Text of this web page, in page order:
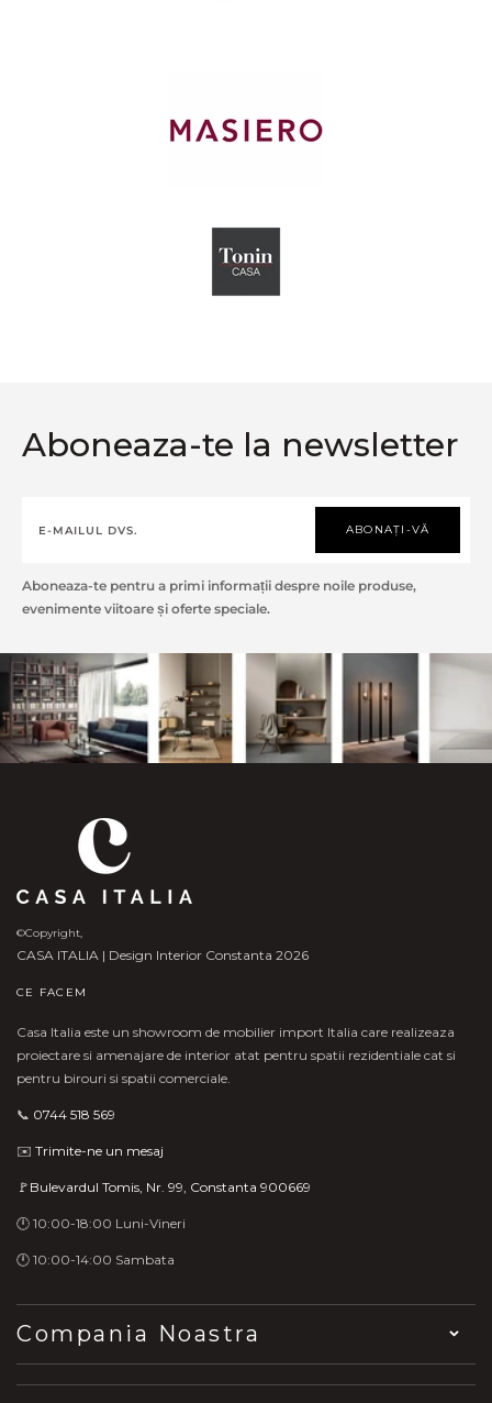
Aboneaza-te la newsletter
ABONAȚI-VĂ
Aboneaza-te pentru a primi informații despre noile produse,
evenimente viitoare și oferte speciale.
©Copyright,
CASA ITALIA | Design Interior Constanta 2026
CE FACEM
Casa Italia este un showroom de mobilier import Italia care realizeaza
proiectare si amenajare de interior atat pentru spatii rezidentiale cat si
pentru birouri si spatii comerciale.
📞 0744 518 569
✉️ Trimite-ne un mesaj
🚩Bulevardul Tomis, Nr. 99, Constanta 900669
🕛 10:00-18:00 Luni-Vineri
🕛 10:00-14:00 Sambata
Compania Noastra